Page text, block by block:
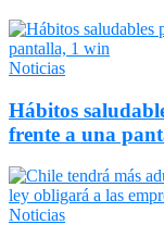
Noticias
Hábitos
frente a una
Noticias